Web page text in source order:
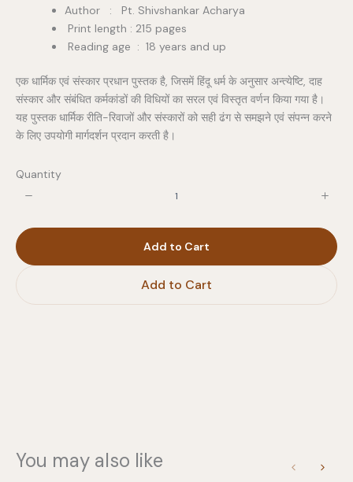
Author : Pt. Shivshankar Acharya
Print length : 215 pages
Reading age ‏ : ‎ 18 years and up
एक धार्मिक एवं संस्कार प्रधान पुस्तक है, जिसमें हिंदू धर्म के अनुसार अन्त्येष्टि, दाह
संस्कार और संबंधित कर्मकांडों की विधियों का सरल एवं विस्तृत वर्णन किया गया है।
यह पुस्तक धार्मिक रीति-रिवाजों और संस्कारों को सही ढंग से समझने एवं संपन्न करने
के लिए उपयोगी मार्गदर्शन प्रदान करती है।
Quantity
Add to Cart
Add to Cart
You may also like
PreviousNext